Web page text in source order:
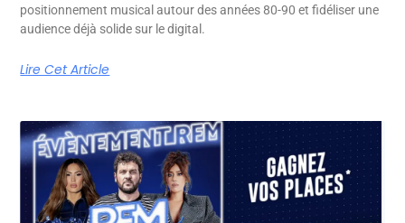
positionnement musical autour des années 80-90 et fidéliser une
audience déjà solide sur le digital.
Lire Cet Article